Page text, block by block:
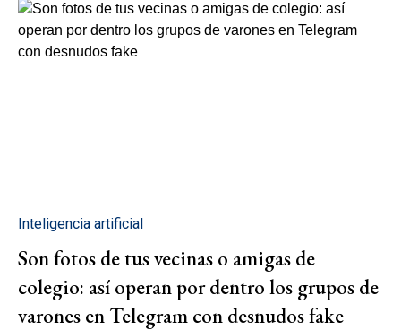
Inteligencia artificial
Son fotos de tus vecinas o amigas de
colegio: así operan por dentro los grupos de
varones en Telegram con desnudos fake